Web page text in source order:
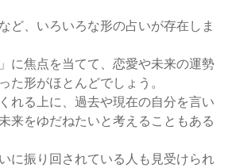
ど、いろいろな形の占いが存在しま
に焦点を当てて、恋愛や未来の運勢
た形がほとんどでしょう。
れる上に、過去や現在の自分を言い
来をゆだねたいと考えることもある
に振り回されている人も見受けられ